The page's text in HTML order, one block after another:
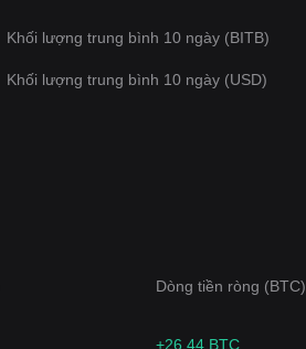
Khối lượng trung bình 10 ngày (BITB)
Khối lượng trung bình 10 ngày (USD)
Dòng tiền ròng (BTC)
+26.44 BTC